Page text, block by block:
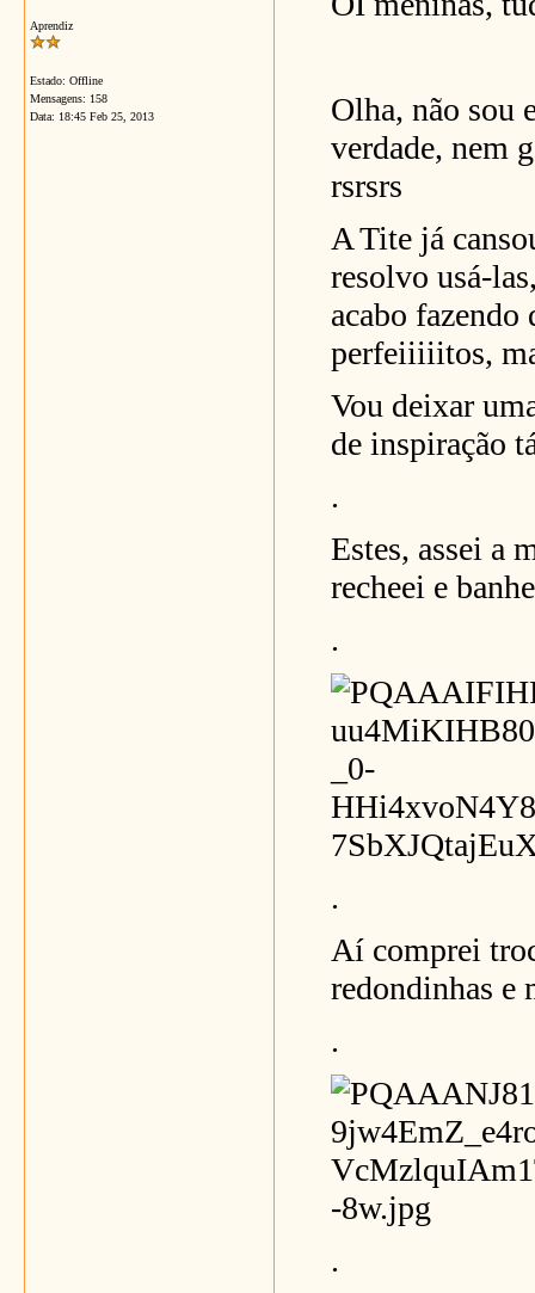
Aprendiz
Estado: Offline
Mensagens: 158
Data: 18:45 Feb 25, 2013
Olha, não sou
verdade, nem
rsrsrs
A Tite já
resolvo usá-
acabo
perfeiiiiitos,
Vou deixar
de inspiração
.
Estes, assei a
recheei e
.
.
Aí comprei
redondinhas e
.
.